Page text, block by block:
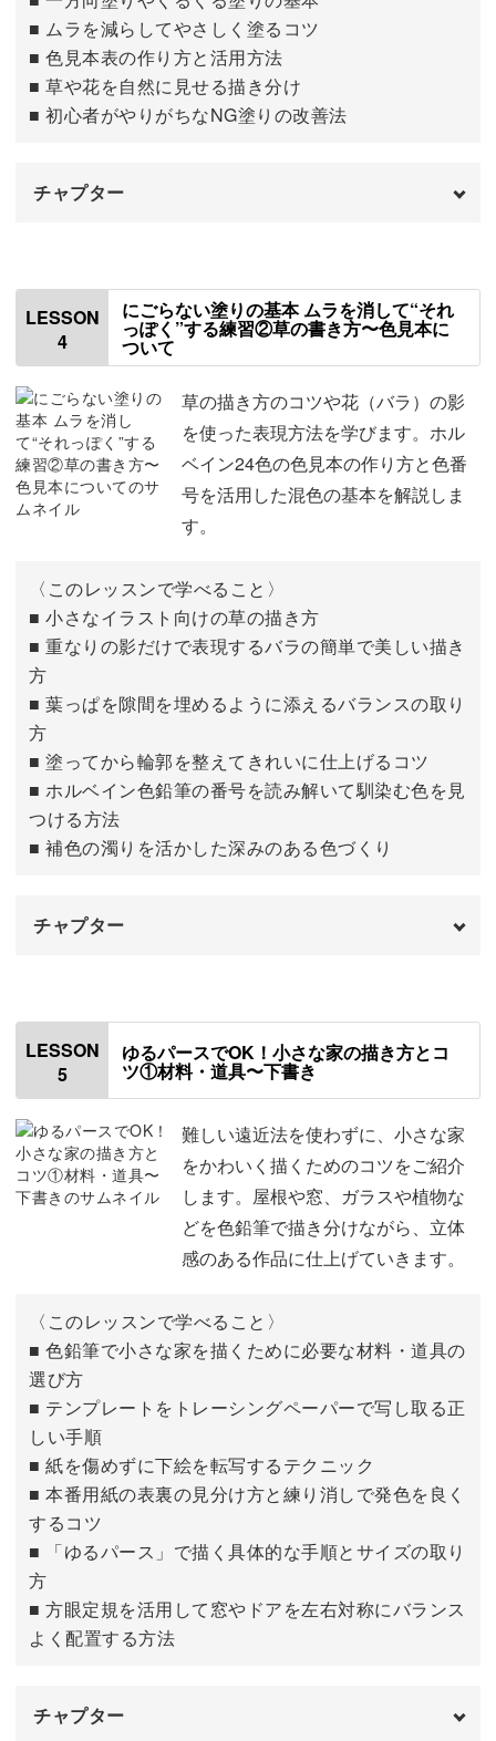
飾っても贈っても素敵
絵を描く時間も癒されて、そのあとも暮らしの中でも楽し
ポストカードサイズなので、机や棚にちょこんと飾りやす
額に入れるだけでも、お部屋がぐっとやさしい雰囲気に。
余白の取り方やサインの位置など、「作品として素敵に見
えるコツ」もしっかりお伝えします。
お散歩中に出会った素敵な建物や憧れの街角も、ぜひあな
たらしい感性で描いてみてくださいね！
■ ムラを減らしてやさしく塗るコツ
■ 色見本表の作り方と活用方法
■ 草や花を自然に見せる描き分け
■ 初心者がやりがちなNG塗りの改善法
チャプター
使用する材料・道具 01:01
色鉛筆の持ち方
色鉛筆の基本の塗り方①一方向塗り 03:01
色鉛筆の基本の塗り方②くるくる塗り 10:17
色鉛筆の基本の塗り方③クロスハッチング 13:01
LESSON
4
にごらない塗りの基本 ムラを消して“それ
っぽく”する練習②草の書き方〜色見本に
ついて
草の描き方のコツや花（バラ）の影
を使った表現方法を学びます。ホル
ベイン24色の色見本の作り方と色番
号を活用した混色の基本を解説しま
す。
〈このレッスンで学べること〉
■ 小さなイラスト向けの草の描き方
■ 重なりの影だけで表現するバラの簡単で美しい描き
方
■ 葉っぱを隙間を埋めるように添えるバランスの取り
方
■ 塗ってから輪郭を整えてきれいに仕上げるコツ
■ ホルベイン色鉛筆の番号を読み解いて馴染む色を見
つける方法
■ 補色の濁りを活かした深みのある色づくり
チャプター
草の描き方
花の描き方
色見本を作る 10:40
今回の色見本について 13:12
23:41
LESSON
5
ゆるパースでOK！小さな家の描き方とコ
ツ①材料・道具〜下書き
難しい遠近法を使わずに、小さな家
をかわいく描くためのコツをご紹介
します。屋根や窓、ガラスや植物な
どを色鉛筆で描き分けながら、立体
感のある作品に仕上げていきます。
〈このレッスンで学べること〉
■ 色鉛筆で小さな家を描くために必要な材料・道具の
選び方
■ テンプレートをトレーシングペーパーで写し取る正
しい手順
■ 紙を傷めずに下絵を転写するテクニック
■ 本番用紙の表裏の見分け方と練り消しで発色を良く
するコツ
■ 「ゆるパース」で描く具体的な手順とサイズの取り
方
■ 方眼定規を活用して窓やドアを左右対称にバランス
よく配置する方法
チャプター